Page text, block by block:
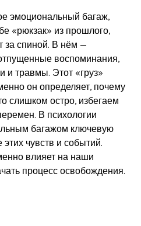
эмоциональный багаж,
«рюкзак» из прошлого,
за спиной. В нём —
воспоминания,
травмы. Этот «груз»
он определяет, почему
слишком остро, избегаем
В психологии
багажом ключевую
этих чувств и событий.
влияет на наши
процесс освобождения.